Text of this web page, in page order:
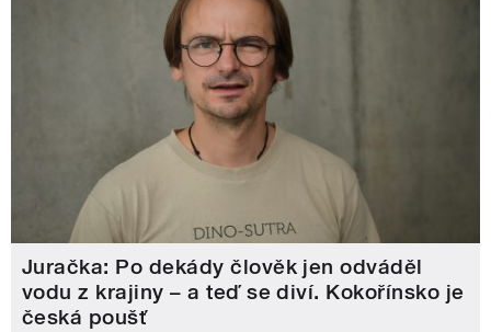
Juračka: Po dekády člověk jen odváděl
vodu z krajiny – a teď se diví. Kokořínsko je
česká poušť